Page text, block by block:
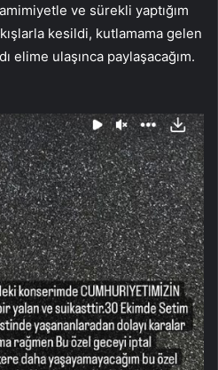
ve sürekli yaptığım
kesildi, kutlamama gelen
elime ulaşınca paylaşacağım.